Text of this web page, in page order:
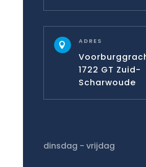
 ADRES
1722 GT Zuid-
Scharwoude
dinsdag - vrijdag